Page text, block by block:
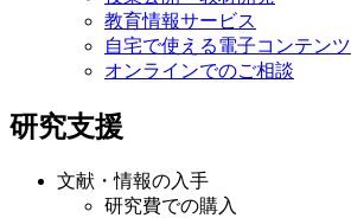
教育情報サービス
自宅で使える電子コンテンツ
オンラインでのご相談
研究支援
文献・情報の入手
研究費での購入